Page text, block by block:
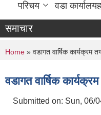
परिचय वडा
समाचार
You are here
Home » वडागत वार्षिक कार्यक्रम
वडागत वार्षिक
Submitted on: Sun, 06/